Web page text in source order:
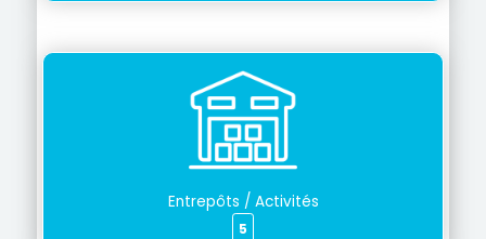
Entrepôts / Activités
5